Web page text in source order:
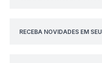
RECEBA NOVIDADES EM